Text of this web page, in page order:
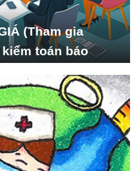
(Tham gia
toán báo
Xã